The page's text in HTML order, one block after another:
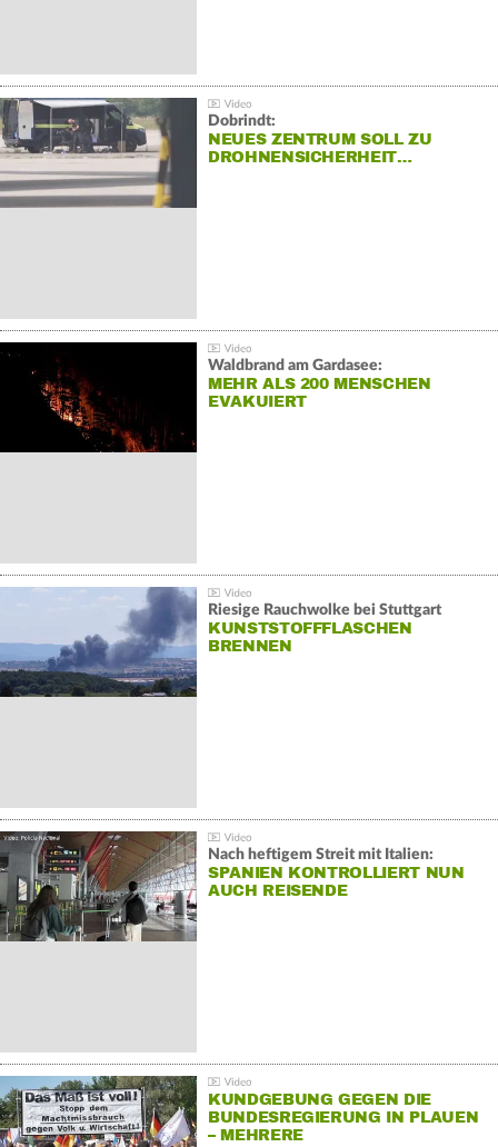
Dobrindt:
NEUES ZENTRUM SOLL ZU
DROHNENSICHERHEIT…
Waldbrand am Gardasee:
MEHR ALS 200 MENSCHEN
EVAKUIERT
Riesige Rauchwolke bei Stuttgart
KUNSTSTOFFFLASCHEN
BRENNEN
Nach heftigem Streit mit Italien:
SPANIEN KONTROLLIERT NUN
AUCH REISENDE
KUNDGEBUNG GEGEN DIE
BUNDESREGIERUNG IN PLAUEN
– MEHRERE